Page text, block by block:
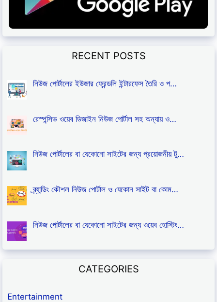
RECENT POSTS
নিউজ পোর্টালের ইউজার ফ্রেন্ডলি ইন্টারফেস তৈরি ও প…
রেস্পন্সিভ ওয়েব ডিজাইন নিউজ পোর্টাল সহ অন্যায় ও…
নিউজ পোর্টালের বা যেকোনো সাইটের জন্য প্রয়োজনীয় টু…
ব্র্যান্ডিং কৌশল নিউজ পোর্টাল ও যেকোন সাইট বা কোম…
নিউজ পোর্টালের বা যেকোনো সাইটের জন্য ওয়েব হোস্টিং…
CATEGORIES
Entertainment